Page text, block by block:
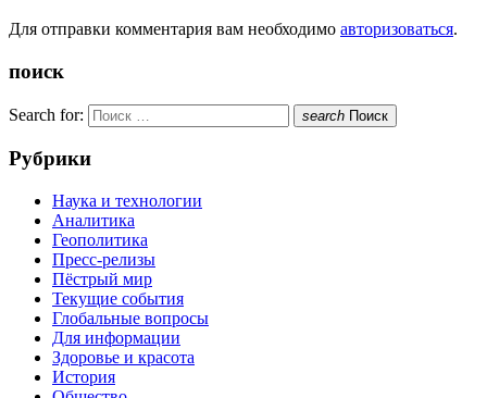
Для отправки комментария вам необходимо авторизоваться.
поиск
Search for: search Поиск
Рубрики
Наука и технологии
Аналитика
Геополитика
Пресс-релизы
Пёстрый мир
Текущие события
Глобальные вопросы
Для информации
Здоровье и красота
История